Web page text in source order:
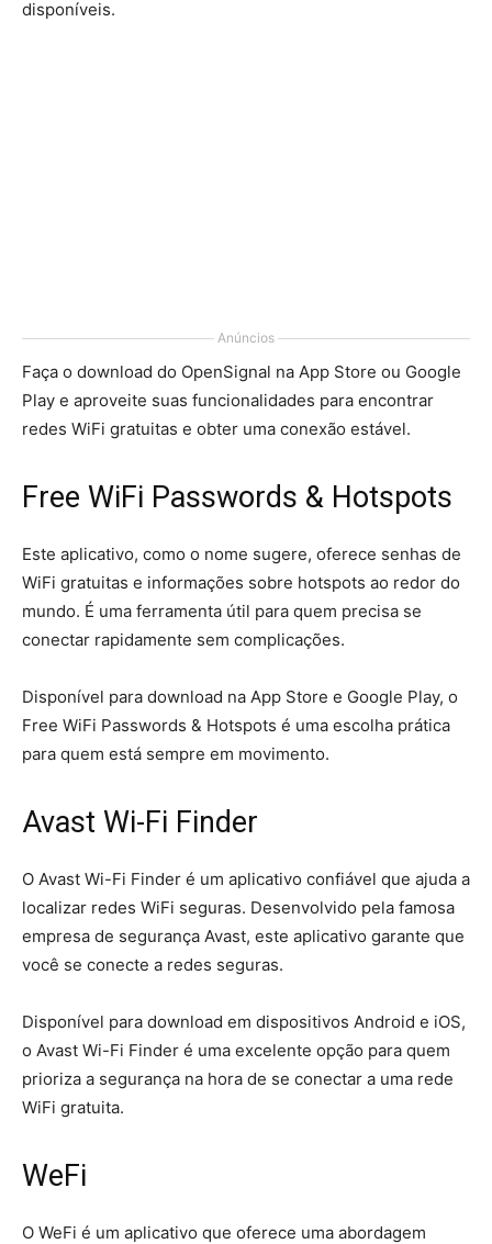
disponíveis.
Anúncios
Faça o download do OpenSignal na App Store ou Google
Play e aproveite suas funcionalidades para encontrar
redes WiFi gratuitas e obter uma conexão estável.
Free WiFi Passwords & Hotspots
Este aplicativo, como o nome sugere, oferece senhas de
WiFi gratuitas e informações sobre hotspots ao redor do
mundo. É uma ferramenta útil para quem precisa se
conectar rapidamente sem complicações.
Disponível para download na App Store e Google Play, o
Free WiFi Passwords & Hotspots é uma escolha prática
para quem está sempre em movimento.
Avast Wi-Fi Finder
O Avast Wi-Fi Finder é um aplicativo confiável que ajuda a
localizar redes WiFi seguras. Desenvolvido pela famosa
empresa de segurança Avast, este aplicativo garante que
você se conecte a redes seguras.
Disponível para download em dispositivos Android e iOS,
o Avast Wi-Fi Finder é uma excelente opção para quem
prioriza a segurança na hora de se conectar a uma rede
WiFi gratuita.
WeFi
O WeFi é um aplicativo que oferece uma abordagem